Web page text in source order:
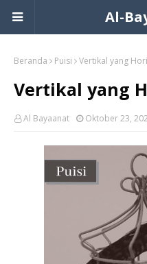
Al-
Beranda Puisi Vertikal yang
Vertikal yang
Al Bayaanat Oktober 23,